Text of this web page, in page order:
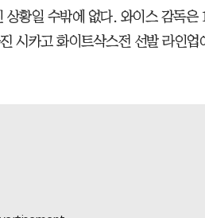
황일 수밖에 없다. 와이스 감독은
시카고 화이트삭스전 선발 라인업